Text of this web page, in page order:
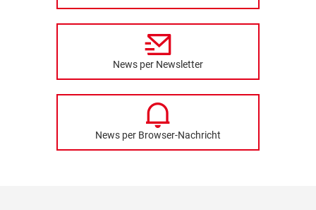
News per Newsletter
News per Browser-Nachricht